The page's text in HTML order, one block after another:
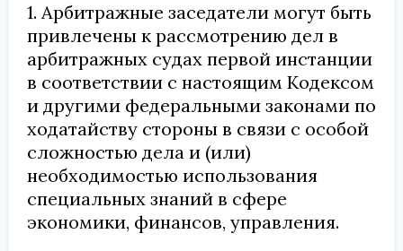
1. Арбитражные заседатели могут быть
привлечены к рассмотрению дел в
арбитражных судах первой инстанции
в соответствии с настоящим Кодексом
и другими федеральными законами по
ходатайству стороны в связи с особой
сложностью дела и (или)
необходимостью использования
специальных знаний в сфере
экономики, финансов, управления.